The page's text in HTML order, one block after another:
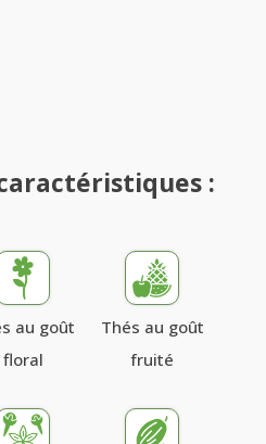
:
au goût
floral
Thés au goût
fruité